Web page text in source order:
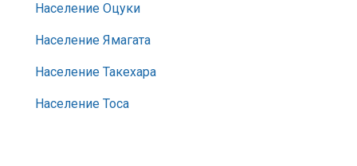
Население Оцуки
Население Ямагата
Население Такехара
Население Тоса